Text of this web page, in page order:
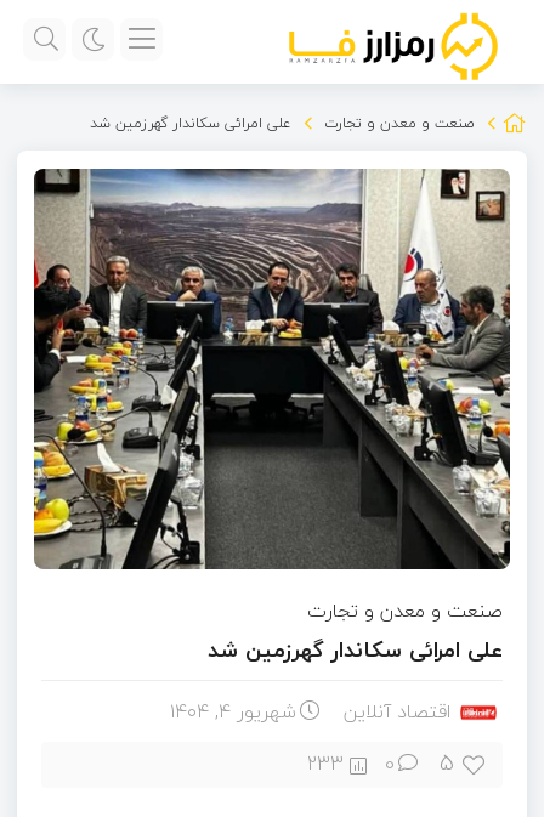
صنعت و معدن و تجارت علی امرائی سکاندار گهرزمین شد
صنعت و معدن و تجارت
علی امرائی سکاندار گهرزمین شد
اقتصاد آنلاین شهریور ۴, ۱۴۰۴
5
0
233